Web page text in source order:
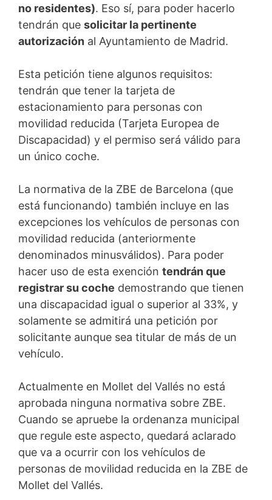
no residentes). Eso sí, para poder hacerlo
tendrán que solicitar la pertinente
autorización al Ayuntamiento de Madrid.
Esta petición tiene algunos requisitos:
tendrán que tener la tarjeta de
estacionamiento para personas con
movilidad reducida (Tarjeta Europea de
Discapacidad) y el permiso será válido para
un único coche.
La normativa de la ZBE de Barcelona (que
está funcionando) también incluye en las
excepciones los vehículos de personas con
movilidad reducida (anteriormente
denominados minusválidos). Para poder
hacer uso de esta exención tendrán que
registrar su coche demostrando que tienen
una discapacidad igual o superior al 33%, y
solamente se admitirá una petición por
solicitante aunque sea titular de más de un
vehículo.
Actualmente en Mollet del Vallés no está
aprobada ninguna normativa sobre ZBE.
Cuando se apruebe la ordenanza municipal
que regule este aspecto, quedará aclarado
que va a ocurrir con los vehículos de
personas de movilidad reducida en la ZBE de
Mollet del Vallés.